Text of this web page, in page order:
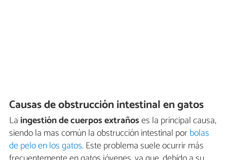
Causas de obstrucción intestinal en gatos
La ingestión de cuerpos extrañoses la principal causa,
siendo la mas común la obstrucción intestinal porbolas
de pelo en los gatos. Este problema suele ocurrir más